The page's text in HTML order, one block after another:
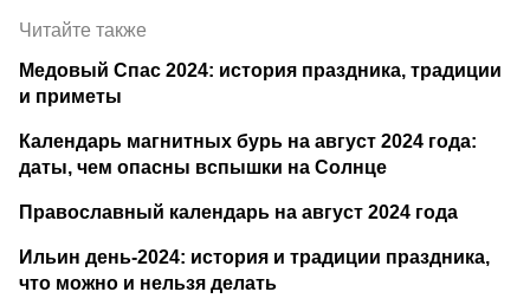
Читайте также
Медовый Спас 2024: история праздника, традиции
и приметы
Календарь магнитных бурь на август 2024 года:
даты, чем опасны вспышки на Солнце
Православный календарь на август 2024 года
Ильин день-2024: история и традиции праздника,
что можно и нельзя делать